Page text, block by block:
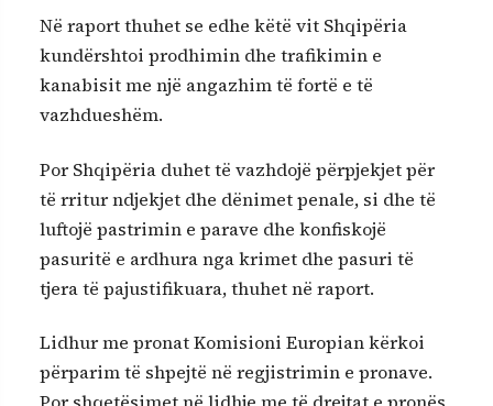
Në raport thuhet se edhe këtë vit Shqipëria
kundërshtoi prodhimin dhe trafikimin e
kanabisit me një angazhim të fortë e të
vazhdueshëm.
Por Shqipëria duhet të vazhdojë përpjekjet për
të rritur ndjekjet dhe dënimet penale, si dhe të
luftojë pastrimin e parave dhe konfiskojë
pasuritë e ardhura nga krimet dhe pasuri të
tjera të pajustifikuara, thuhet në raport.
Lidhur me pronat Komisioni Europian kërkoi
përparim të shpejtë në regjistrimin e pronave.